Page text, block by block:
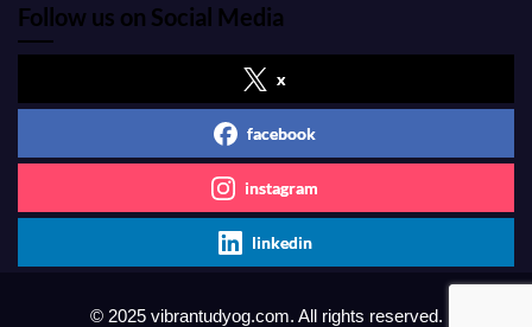
Follow us on Social Media
x
facebook
instagram
linkedin
© 2025 vibrantudyog.com. All rights reserved.